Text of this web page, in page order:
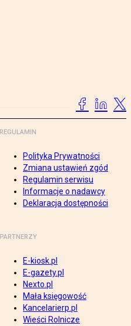
REGULAMIN
Polityka Prywatności
Zmiana ustawień zgód
Regulamin serwisu
Informacje o nadawcy
Deklaracja dostępności
PARTNERZY
E-kiosk.pl
E-gazety.pl
Nexto.pl
Mała księgowość
Kancelarierp.pl
Wieści Rolnicze